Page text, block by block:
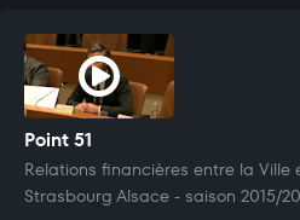
Point 51
Relations financières entre la
Strasbourg Alsace - saison 2015/